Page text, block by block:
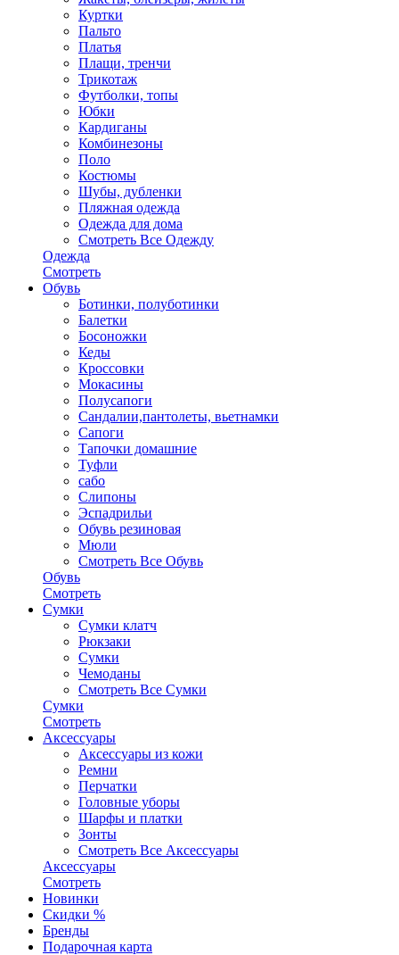
Куртки
Пальто
Платья
Плащи, тренчи
Трикотаж
Футболки, топы
Юбки
Кардиганы
Комбинезоны
Поло
Костюмы
Шубы, дубленки
Пляжная одежда
Одежда для дома
Смотреть Все Одежду
Одежда
Смотреть
Обувь
Ботинки, полуботинки
Балетки
Босоножки
Кеды
Кроссовки
Мокасины
Полусапоги
Сандалии,пантолеты, вьетнамки
Сапоги
Тапочки домашние
Туфли
сабо
Слипоны
Эспадрильи
Обувь резиновая
Мюли
Смотреть Все Обувь
Обувь
Смотреть
Сумки
Сумки клатч
Рюкзаки
Сумки
Чемоданы
Смотреть Все Сумки
Сумки
Смотреть
Аксессуары
Аксессуары из кожи
Ремни
Перчатки
Головные уборы
Шарфы и платки
Зонты
Смотреть Все Аксессуары
Аксессуары
Смотреть
Новинки
Скидки %
Бренды
Подарочная карта